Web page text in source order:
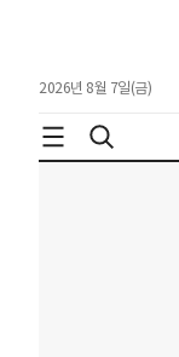
2026년 8월 7일(금)